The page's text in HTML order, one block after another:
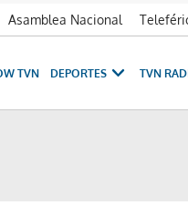
Asamblea Nacional
TVN DEPORTES TVN